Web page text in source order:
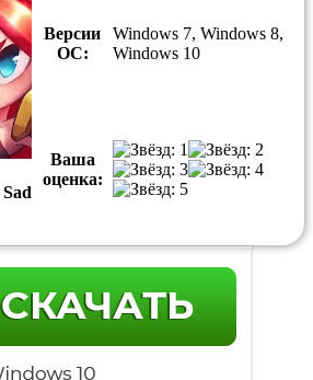
Sad
Версии
ОС:
Windows 7, Windows 8,
Windows 10
Ваша
оценка: